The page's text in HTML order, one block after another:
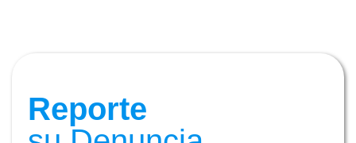
Reporte